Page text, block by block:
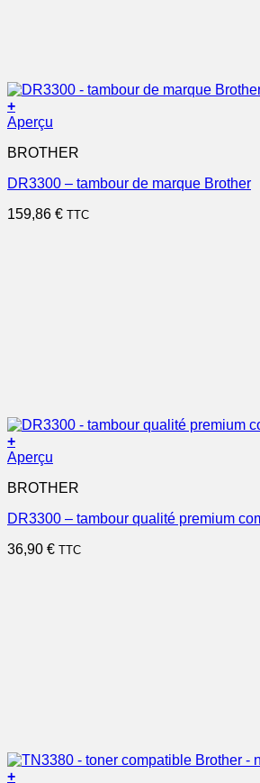
+
Aperçu
BROTHER
DR3300 – tambour de marque Brother
159,86 € TTC
+
Aperçu
BROTHER
DR3300 – tambour qualité premium
36,90 € TTC
+